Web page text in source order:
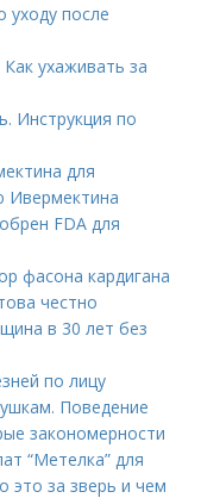
уходу после
ухаживать за
Инструкция по
для
Ивермектина
FDA для
фасона кардигана
честно
в 30 лет без
по лицу
Поведение
закономерности
“Метелка” для
это за зверь и чем